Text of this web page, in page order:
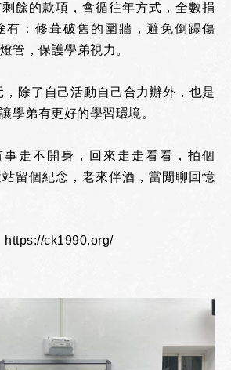
餘的款項，會循往年方式，全數捐
有：修葺破舊的圍牆，避免倒蹋傷
管，保護學弟視力。
，除了自己活動自己合力辦外，也是
學弟有更好的學習環境。
事走不開身，回來走走看看，拍個
留個紀念，老來伴酒，當閒聊回憶
https://ck1990.org/